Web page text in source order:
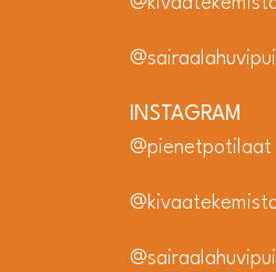
INSTAGRAM
@pienetpotilaat